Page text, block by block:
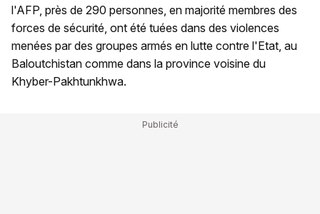
l'AFP, près de 290 personnes, en majorité membres des
forces de sécurité, ont été tuées dans des violences
menées par des groupes armés en lutte contre l'Etat, au
Baloutchistan comme dans la province voisine du
Khyber-Pakhtunkhwa.